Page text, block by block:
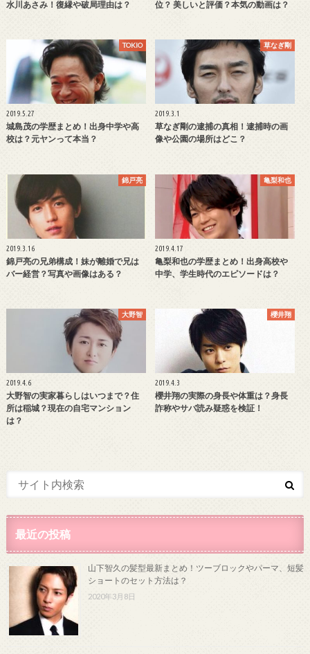
水川あさみ！復縁や破局理由は？
位？ 美しいと評価？本気の動画は？
TOKIO
2019.5.27
城島茂の学歴まとめ！出身中学や高
校は？元ヤンって本当？
草なぎ剛
2019.3.1
草なぎ剛の逮捕の真相！逮捕時の画
像や公園の場所はどこ？
錦戸亮
2019.3.16
錦戸亮の兄弟構成！妹が離婚で兄は
バー経営？写真や画像はある？
亀梨和也
2019.4.17
亀梨和也の学歴まとめ！出身高校や
中学、学生時代のエピソードは？
大野智
2019.4.6
大野智の実家暮らしはいつまで？住
所は稲城？現在の自宅マンション
は？
櫻井翔
2019.4.3
櫻井翔の実際の身長や体重は？身長
詐称やサバ読み疑惑を検証！
最近の投稿
山下智久の髪型最新まとめ！ツーブロックやパーマ、短髪
ショートのセット方法は？
2020年3月8日